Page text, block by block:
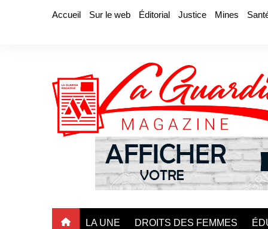
Accueil Sur le web Éditorial Justice Mines
LA UNE DROITS DES FEMMES